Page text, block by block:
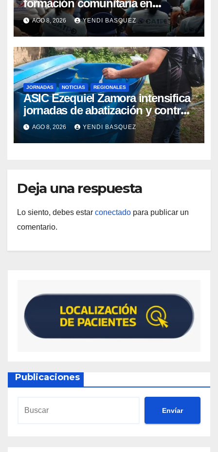
formación comunitaria en
atención a personas con
discapacidad
AGO 8, 2026 YENDI BASQUEZ
JORNADAS NOTICIAS REGIONALES
ASIC Ezequiel Zamora intensifica
jornadas de abatización y control
de vectores en comunidades del
Guárico
AGO 8, 2026 YENDI BASQUEZ
Deja una respuesta
Lo siento, debes estar conectado para publicar un
comentario.
Publicaciones
Envíar